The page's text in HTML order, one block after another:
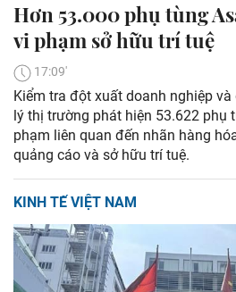
Hơn 53.000 phụ tùng
vi phạm sở hữu trí tuệ
17:09'
Kiểm tra đột xuất doanh nghiệp
lý thị trường phát hiện 53.622 phụ
phạm liên quan đến nhãn hàng
quảng cáo và sở hữu trí tuệ.
KINH TẾ VIỆT NAM